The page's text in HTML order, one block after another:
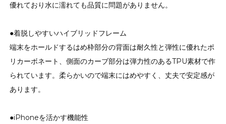
優れており水に濡れても品質に問題がありません。
●着脱しやすいハイブリッドフレーム
端末をホールドするはめ枠部分の背面は耐久性と弾性に優れたポ
リカーボネート、側面のカーブ部分は弾力性のあるTPU素材で作
られています。柔らかいので端末にはめやすく、丈夫で安定感が
あります。
●iPhoneを活かす機能性